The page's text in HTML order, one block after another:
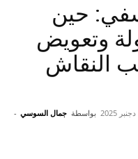
حين
وتعويض
النقاش
بواسطة جمال السوسي -